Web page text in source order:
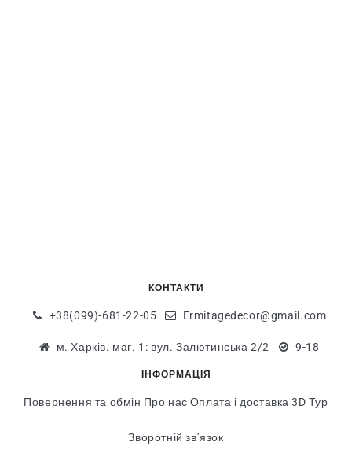
КОНТАКТИ
+38(099)-681-22-05 Ermitagedecor@gmail.com
м. Харків. маг. 1: вул. Залютинська 2/2 9-18
ІНФОРМАЦІЯ
Повернення та обмін Про нас Оплата і доставка 3D Тур
Зворотній зв’язок